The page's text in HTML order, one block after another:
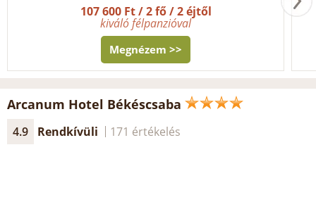
107 600 Ft / 2 fő / 2 éjtől
kiváló félpanzióval
Megnézem >>
Arcanum Hotel Békéscsaba
4.9 Rendkívüli 171 értékelés